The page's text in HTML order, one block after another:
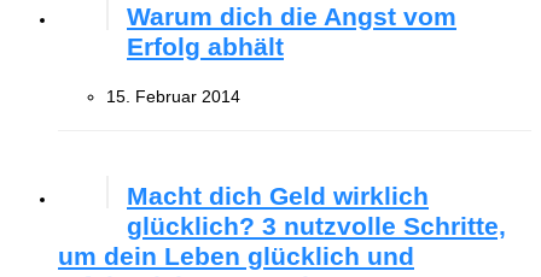
Warum dich die Angst vom
Erfolg abhält
15. Februar 2014
Macht dich Geld wirklich
glücklich? 3 nutzvolle Schritte,
um dein Leben glücklich und